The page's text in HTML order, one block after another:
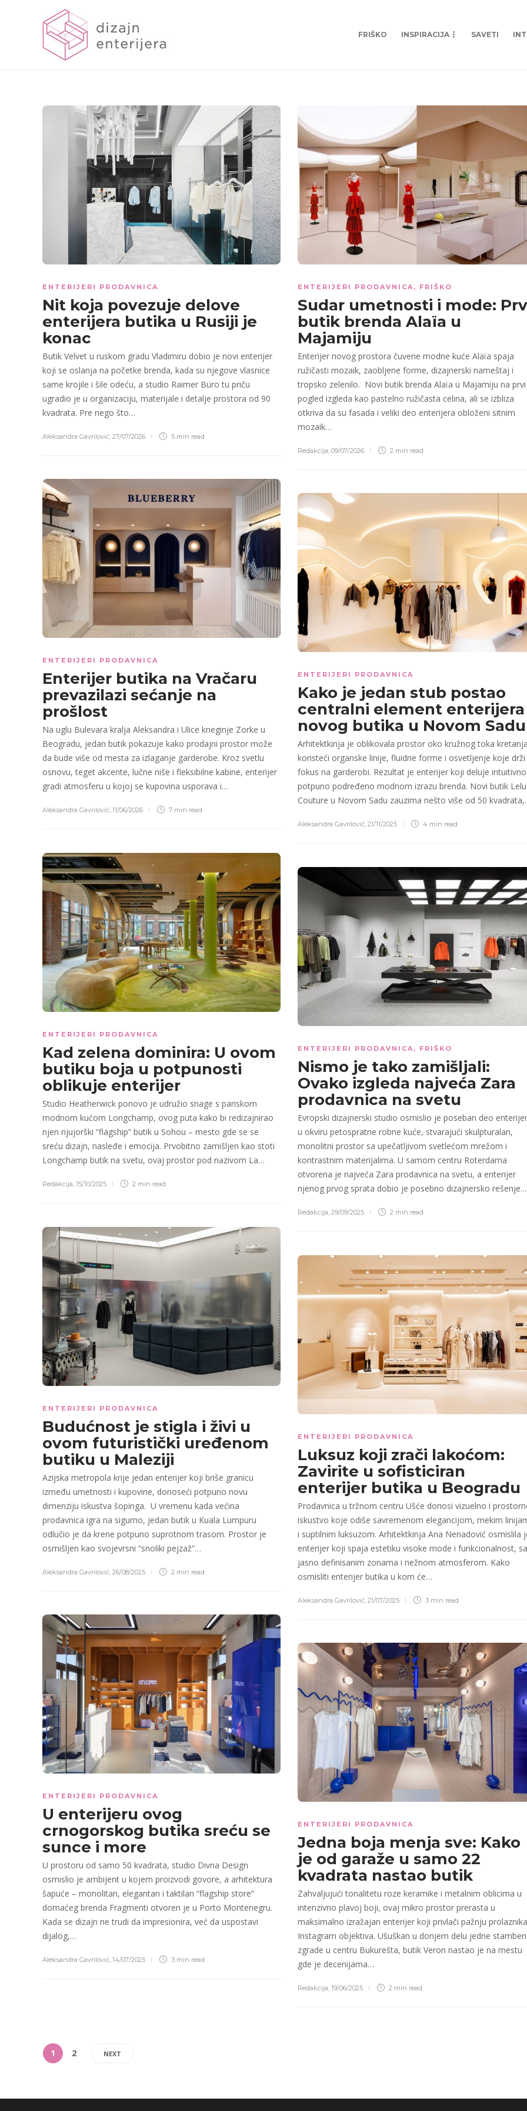
FRIŠKO INSPIRACIJA SAVETI
ENTERIJERI PRODAVNICA
Nit koja povezuje delove
enterijera butika u Rusiji je
konac
Butik Velvet u ruskom gradu Vladimiru dobio je novi enterijer
koji se oslanja na početke brenda, kada su njegove vlasnice
same krojile i šile odeću, a studio Raimer Büro tu priču
ugradio je u organizaciju, materijale i detalje prostora od 90
kvadrata. Pre nego što…
Aleksandra Gavrilović 27/07/2026 5 min read
ENTERIJERI PRODAVNICA , FRIŠKO
Sudar umetnosti i mode:
butik brenda Alaïa u
Majamiju
Enterijer novog prostora čuvene modne kuće Alaïa spaja
ružičasti mozaik, zaobljene forme, dizajnerski nameštaj i
tropsko zelenilo. Novi butik brenda Alaïa u Majamiju na prvi
pogled izgleda kao pastelno ružičasta celina, ali se izbliza
otkriva da su fasada i veliki deo enterijera obloženi sitnim
mozaik…
Redakcija 09/07/2026 2 min read
ENTERIJERI PRODAVNICA
Enterijer butika na Vračaru
prevazilazi sećanje na
prošlost
Na uglu Bulevara kralja Aleksandra i Ulice kneginje Zorke u
Beogradu, jedan butik pokazuje kako prodajni prostor može
da bude više od mesta za izlaganje garderobe. Kroz svetlu
osnovu, teget akcente, lučne niše i fleksibilne kabine, enterijer
gradi atmosferu u kojoj se kupovina usporava i…
Aleksandra Gavrilović 11/06/2026 7 min read
ENTERIJERI PRODAVNICA
Kako je jedan stub postao
centralni element enterijera
novog butika u Novom Sadu
Arhitektkinja je oblikovala prostor oko kružnog toka
koristeći organske linije, fluidne forme i osvetljenje koje drži
fokus na garderobi. Rezultat je enterijer koji deluje
potpuno podređeno modnom izrazu brenda. Novi butik Lelu
Couture u Novom Sadu zauzima nešto više od 50
Aleksandra Gavrilović 21/11/2025 4 min read
ENTERIJERI PRODAVNICA
Kad zelena dominira: U ovom
butiku boja u potpunosti
oblikuje enterijer
Studio Heatherwick ponovo je udružio snage s pariskom
modnom kućom Longchamp, ovog puta kako bi redizajnirao
njen njujorški “flagship” butik u Sohou – mesto gde se se
sreću dizajn, nasleđe i emocija. Prvobitno zamišljen kao stoti
Longchamp butik na svetu, ovaj prostor pod nazivom La…
Redakcija 15/10/2025 2 min read
ENTERIJERI PRODAVNICA , FRIŠKO
Nismo je tako zamišljali:
Ovako izgleda najveća Zara
prodavnica na svetu
Evropski dizajnerski studio osmislio je poseban deo
u okviru petospratne robne kuće, stvarajući skulpturalan,
monolitni prostor sa upečatljivom svetlećom mrežom i
kontrastnim materijalima. U samom centru Roterdama
otvorena je najveća Zara prodavnica na svetu, a enterijer
njenog prvog sprata dobio je posebno dizajnersko rešenje…
Redakcija 29/09/2025 2 min read
ENTERIJERI PRODAVNICA
Budućnost je stigla i živi u
ovom futuristički uređenom
butiku u Maleziji
Azijska metropola krije jedan enterijer koji briše granicu
između umetnosti i kupovine, donoseći potpuno novu
dimenziju iskustva šopinga. U vremenu kada većina
prodavnica igra na sigurno, jedan butik u Kuala Lumpuru
odlučio je da krene potpuno suprotnom trasom. Prostor je
osmišljen kao svojevrsni “snoliki pejzaž”…
Aleksandra Gavrilović 26/08/2025 2 min read
ENTERIJERI PRODAVNICA
Luksuz koji zrači lakoćom:
Zavirite u sofisticiran
enterijer butika u Beogradu
Prodavnica u tržnom centru Ušće donosi vizuelno i
iskustvo koje odiše savremenom elegancijom, mekim
i suptilnim luksuzom. Arhitektkinja Ana Nenadović osmislila
enterijer koji spaja estetiku visoke mode i funkcionalnost, sa
jasno definisanim zonama i nežnom atmosferom. Kako
osmisliti enterijer butika u kom će…
Aleksandra Gavrilović 21/07/2025 3 min read
ENTERIJERI PRODAVNICA
U enterijeru ovog
crnogorskog butika sreću se
sunce i more
U prostoru od samo 50 kvadrata, studio Divna Design
osmislio je ambijent u kojem proizvodi govore, a arhitektura
šapuće – monolitan, elegantan i taktilan “flagship store”
domaćeg brenda Fragmenti otvoren je u Porto Montenegru.
Kada se dizajn ne trudi da impresionira, već da uspostavi
dijalog,…
Aleksandra Gavrilović 14/07/2025 3 min read
ENTERIJERI PRODAVNICA
Jedna boja menja sve: Kako
je od garaže u samo 22
kvadrata nastao butik
Zahvaljujući tonalitetu roze keramike i metalnim oblicima u
intenzivno plavoj boji, ovaj mikro prostor prerasta u
maksimalno izražajan enterijer koji privlači pažnju
Instagram objektiva. Ušuškan u donjem delu jedne
zgrade u centru Bukurešta, butik Veron nastao je na mestu
gde je decenijama…
Redakcija 19/06/2025 2 min read
1 2 NEXT